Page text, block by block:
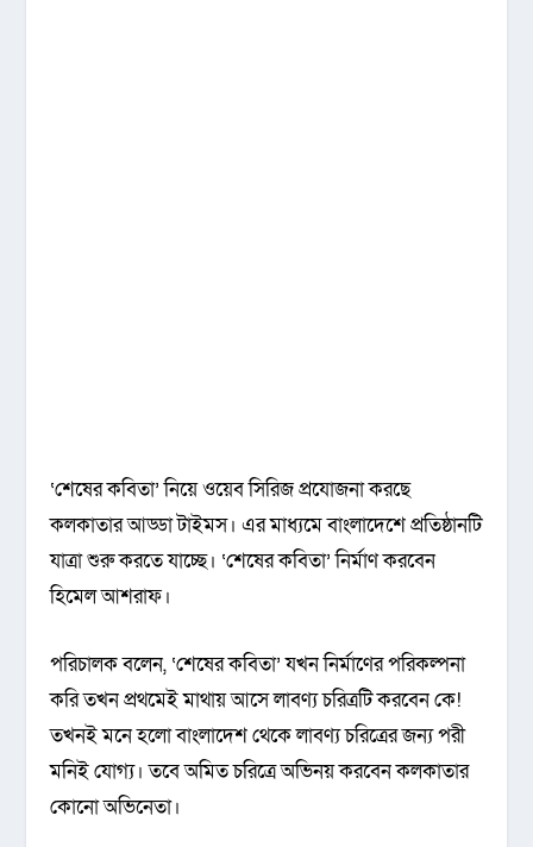
‘শেষের কবিতা’ নিয়ে ওয়েব সিরিজ প্রযোজনা করছে
কলকাতার আড্ডা টাইমস। এর মাধ্যমে বাংলাদেশে প্রতিষ্ঠানটি
যাত্রা শুরু করতে যাচ্ছে। ‘শেষের কবিতা’ নির্মাণ করবেন
হিমেল আশরাফ।
পরিচালক বলেন, ‘শেষের কবিতা’ যখন নির্মাণের পরিকল্পনা
করি তখন প্রথমেই মাথায় আসে লাবণ্য চরিত্রটি করবেন কে!
তখনই মনে হলো বাংলাদেশ থেকে লাবণ্য চরিত্রের জন্য পরী
মনিই যোগ্য। তবে অমিত চরিত্রে অভিনয় করবেন কলকাতার
কোনো অভিনেতা।